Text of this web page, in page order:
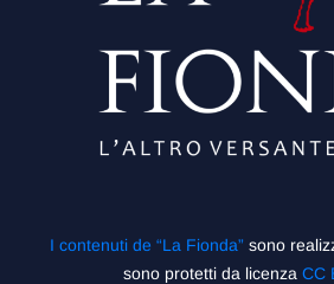
I contenuti de “La Fionda” sono
sono protetti da licenza CC